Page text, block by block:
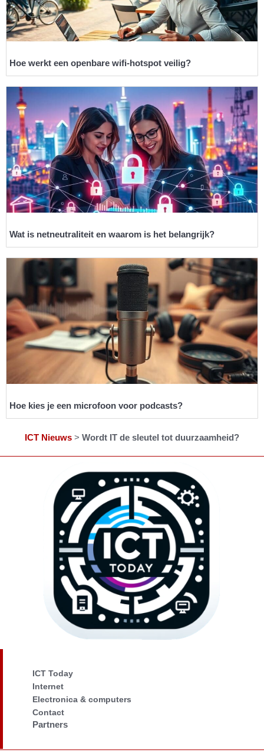
Hoe werkt een openbare wifi-hotspot veilig?
Wat is netneutraliteit en waarom is het belangrijk?
Hoe kies je een microfoon voor podcasts?
ICT Nieuws > Wordt IT de sleutel tot duurzaamheid?
ICT Today
Internet
Electronica & computers
Contact
Partners